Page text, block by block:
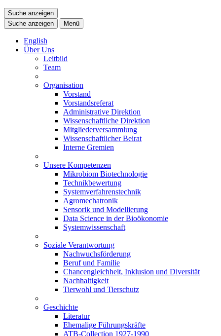
Suche anzeigen
Suche anzeigen
Menü
English
Über Uns
Leitbild
Team
Organisation
Vorstand
Vorstandsreferat
Administrative Direktion
Wissenschaftliche Direktion
Mitgliederversammlung
Wissenschaftlicher Beirat
Interne Gremien
Unsere Kompetenzen
Mikrobiom Biotechnologie
Technikbewertung
Systemverfahrenstechnik
Agromechatronik
Sensorik und Modellierung
Data Science in der Bioökonomie
Systemwissenschaft
Soziale Verantwortung
Nachwuchsförderung
Beruf und Familie
Chancengleichheit, Inklusion und Diversität
Nachhaltigkeit
Tierwohl und Tierschutz
Geschichte
Literatur
Ehemalige Führungskräfte
ATB-Collection 1927-1990